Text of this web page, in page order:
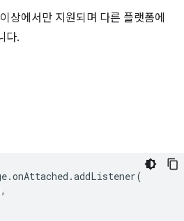
상에서만 지원되며 다른 플랫폼에
다.
.onAttached .addListener(
,